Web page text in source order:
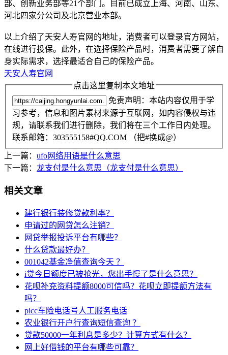
部、创新业务部等21个部门。目前已成立上海、河南、山东、
河北四家分公司及北京营业本部。
以上介绍了天安人寿官网的地址，消费者可以登录官方网站，
在线进行投保。此外，在选择保险产品时，消费者需要了解自
身实际需求，选择最适合自己的保险产品。
天安人寿官网
点击这里复制本文地址
免责声明：本站内容仅用于学
习参考，信息和图片素材来源于互联网，如内容侵权与违
规，请联系我们进行删除，我们将在三个工作日内处理。
联系邮箱：303555158#QQ.COM （把#换成@）
上一篇： ufo网络用语是什么意思
下一篇： 龙支付是什么意思（龙支付是什么意思）
相关文章
建行银行装修贷款利率？
申请过的网贷怎么注销？
网贷举报投诉平台有哪些？
什么贷款最好办？
001042基金净值查询今天 ？
i贷今日额度已被抢光，您出手慢了是什么意思？
花呗补充资料提额8000可信吗？花呗立即提额方法有
吗？
picc车险电话号人工服务电话
农业银行开户行查询短信查询 ？
贷款50000一年利息是多少？计算方式有什么？
网上好借钱的平台有哪些可靠？